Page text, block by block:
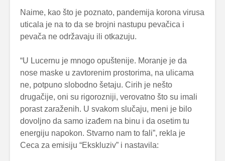
Naime, kao što je poznato, pandemija korona virusa
uticala je na to da se brojni nastupu pevačica i
pevača ne održavaju ili otkazuju.
“U Lucernu je mnogo opuštenije. Moranje je da
nose maske u zavtorenim prostorima, na ulicama
ne, potpuno slobodno šetaju. Cirih je nešto
drugačije, oni su rigorozniji, verovatno što su imali
porast zaraženih. U svakom slučaju, meni je bilo
dovoljno da samo izađem na binu i da osetim tu
energiju napokon. Stvarno nam to fali”, rekla je
Ceca za emisiju “Ekskluziv” i nastavila: